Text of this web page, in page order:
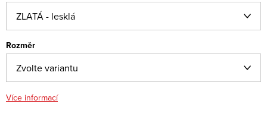
Rozměr
Více informací